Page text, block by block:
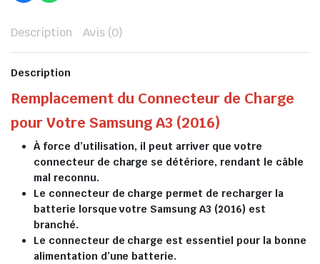
Description Avis (0)
Description
Remplacement du Connecteur de Charge
pour Votre Samsung A3 (2016)
À force d’utilisation, il peut arriver que votre
connecteur de charge se détériore, rendant le câble
mal reconnu.
Le connecteur de charge permet de recharger la
batterie lorsque votre Samsung A3 (2016) est
branché.
Le connecteur de charge est essentiel pour la bonne
alimentation d’une batterie.